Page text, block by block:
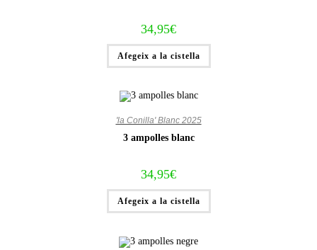
34,95€
Afegeix a la cistella
'la Conilla' Blanc 2025
3 ampolles blanc
34,95€
Afegeix a la cistella